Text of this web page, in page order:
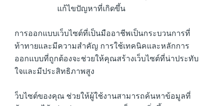
แก้ไขปัญหาที่เกิดขึ้น
การออกแบบเว็บไซต์ที่เป็นมืออาชีพเป็นกระบวนการที่
ท้าทายและมีความสำคัญ การใช้เทคนิคและหลักการ
ออกแบบที่ถูกต้องจะช่วยให้คุณสร้างเว็บไซต์ที่น่าประทับ
ใจและมีประสิทธิภาพสูง
ว็บไซต์ของคุณ ช่วยให้ผู้ใช้งานสามารถค้นหาข้อมูลที่